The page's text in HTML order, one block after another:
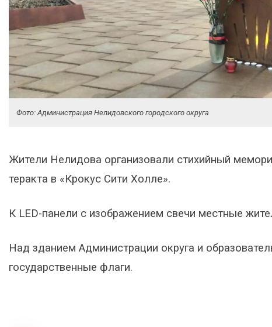
Фото: Администрация Нелидовского городского округа
Жители Нелидова организовали стихийный
теракта в «Крокус Сити Холле».
К LED-панели с изображением свечи местные
Над зданием Администрации округа и
государственные флаги.